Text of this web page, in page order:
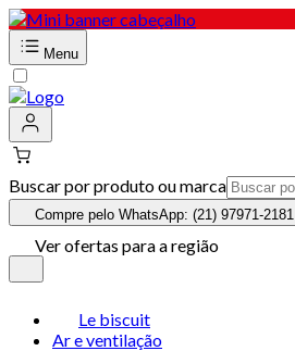
Menu
Buscar por produto ou marca
Compre pelo WhatsApp: (21) 97971-2181
Ver ofertas para a região
Le biscuit
Ar e ventilação